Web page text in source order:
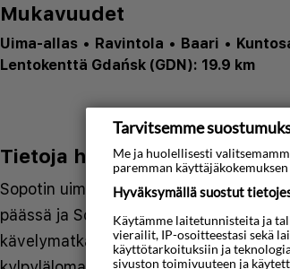
Mukavuudet
Uima-allas • Ravintola • Baari •
Lentokenttä Gdańsk (GDN): 19.9 km
Tietoja hotellista
Sopotin uimaranta sijaitsee 4 minuutin
päässä ja Sopot Hippodrome 12
kävelymatkan päässä
Tarvitsemme
Me ja huolellisesti
paremman
Hyväksymällä suostut
Käytämme laitetunnisteita ja
vierailit, IP-osoitteestasi sekä
käyttötarkoituksiin ja
sivuston toimivuuteen ja